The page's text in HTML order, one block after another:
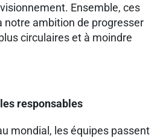
Ensemble, ces
notre ambition de progresser
circulaires et à moindre
responsables
mondial, les équipes passent